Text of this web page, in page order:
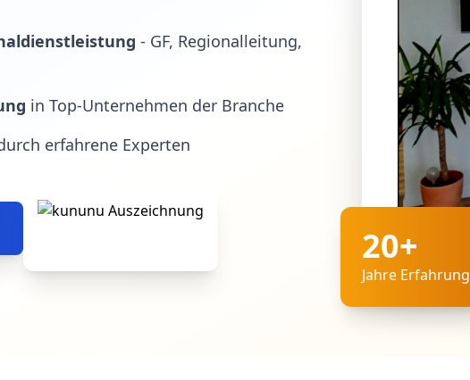
- GF, Regionalleitung,
in Top-Unternehmen der Branche
erfahrene Experten
20+
Jahre Erfahrung